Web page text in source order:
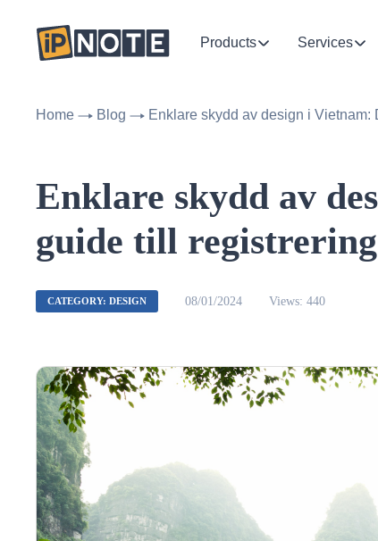
Products Services
Home Blog Enklare skydd av design i Vietnam:
Enklare skydd av
guide till registrering
CATEGORY: DESIGN 08/01/2024 Views: 440